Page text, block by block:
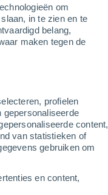
om
in te zien en te
belang,
maken tegen de
profielen
gepersonaliseerde
content,
van statistieken of
gebruiken om
en content,
22°